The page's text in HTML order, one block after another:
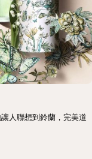
人聯想到鈴蘭，完美道